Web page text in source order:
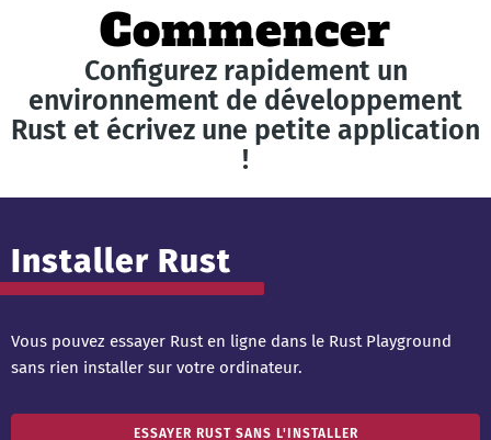
Commencer
Configurez rapidement un
environnement de développement
Rust et écrivez une petite application
!
Installer Rust
Vous pouvez essayer Rust en ligne dans le Rust Playground
sans rien installer sur votre ordinateur.
ESSAYER RUST SANS L'INSTALLER